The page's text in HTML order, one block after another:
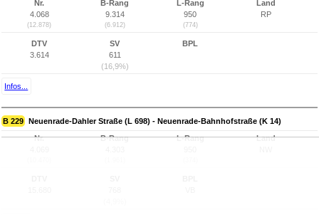
Nr.
4.068
(12.878)
B-Rang
9.314
(6.912)
L-Rang
950
(774)
Land
RP
DTV
3.614
SV
611
(16,9%)
BPL
Infos...
B 229 Neuenrade-Dahler Straße (L 698) - Neuenrade-Bahnhofstraße (K 14)
Nr.
B-Rang
L-Rang
Land